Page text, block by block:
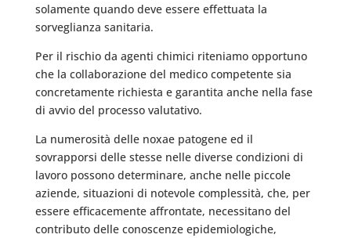
solamente quando deve essere effettuata la
sorveglianza sanitaria.
Per il rischio da agenti chimici riteniamo opportuno
che la collaborazione del medico competente sia
concretamente richiesta e garantita anche nella fase
di avvio del processo valutativo.
La numerosità delle noxae patogene ed il
sovrapporsi delle stesse nelle diverse condizioni di
lavoro possono determinare, anche nelle piccole
aziende, situazioni di notevole complessità, che, per
essere efficacemente affrontate, necessitano del
contributo delle conoscenze epidemiologiche,